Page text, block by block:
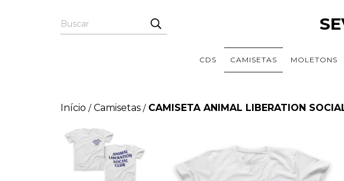
CDS CAMISETAS MOLETONS
Início / Camisetas / CAMISETA ANIMAL LIBERATION